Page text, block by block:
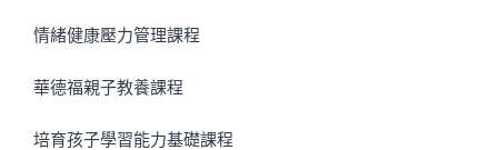
情緒健康壓力管理課程
華德福親子教養課程
培育孩子學習能力基礎課程